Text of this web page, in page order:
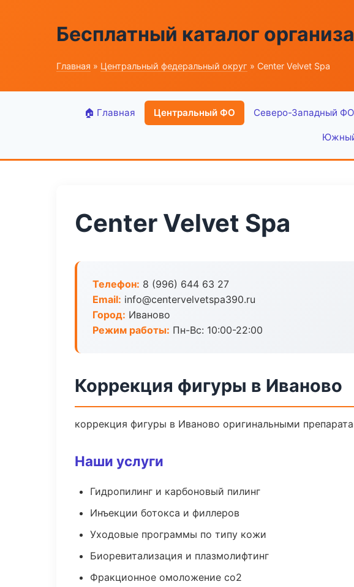
Бесплатный каталог
Главная » Центральный федеральный округ » Center Velvet Spa
🏠 Главная Центральный ФО Северо-Западный ФО
Center Velvet Spa
Телефон: 8 (996) 644 63 27
Email: info@centervelvetspa390.ru
Город: Иваново
Режим работы: Пн-Вс: 10:00-22:00
Коррекция фигуры в Иваново
коррекция фигуры в Иваново оригинальными
Наши услуги
Гидропилинг и карбоновый пилинг
Инъекции ботокса и филлеров
Уходовые программы по типу кожи
Биоревитализация и плазмолифтинг
Фракционное омоложение co2